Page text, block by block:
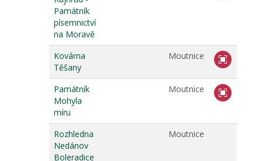
Památník
písemnictví
na Moravě
Kovárna
Těšany
Moutnice
Památník
Mohyla
míru
Moutnice
Rozhledna
Nedánov
Boleradice
Moutnice